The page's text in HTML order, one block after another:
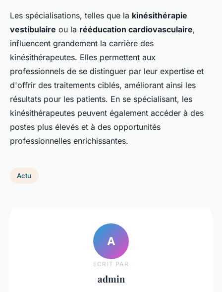
Les spécialisations, telles que la kinésithérapie
vestibulaire ou la rééducation cardiovasculaire,
influencent grandement la carrière des
kinésithérapeutes. Elles permettent aux
professionnels de se distinguer par leur expertise et
d'offrir des traitements ciblés, améliorant ainsi les
résultats pour les patients. En se spécialisant, les
kinésithérapeutes peuvent également accéder à des
postes plus élevés et à des opportunités
professionnelles enrichissantes.
Actu
A
ECRIT PAR
admin